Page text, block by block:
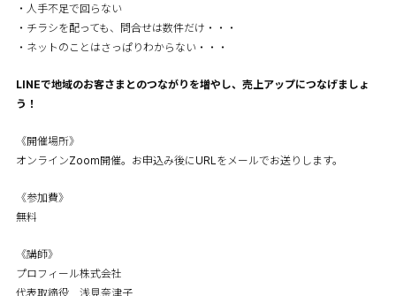
・人手不足で回らない
・チラシを配っても、問合せは数件だけ・・・
・ネットのことはさっぱりわからない・・・
LINEで地域のお客さまとのつながりを増やし、売上アップにつなげましょ
う！
《開催場所》
オンラインZoom開催。お申込み後にURLをメールでお送りします。
《参加費》
無料
《講師》
プロフィール株式会社
代表取締役 浅見奈津子